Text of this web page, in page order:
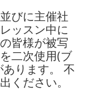
びに主催社
ッスン中に
皆様が被写
二次使用(ブ
ります。 不
ください。